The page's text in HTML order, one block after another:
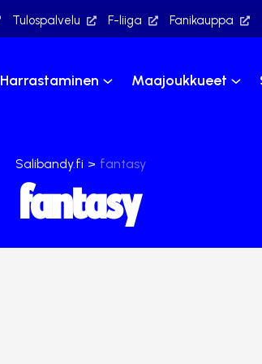
Tulospalvelu F-liiga Fanikauppa
Harrastaminen Maajoukkueet
Salibandy.fi > fantasy
fantasy